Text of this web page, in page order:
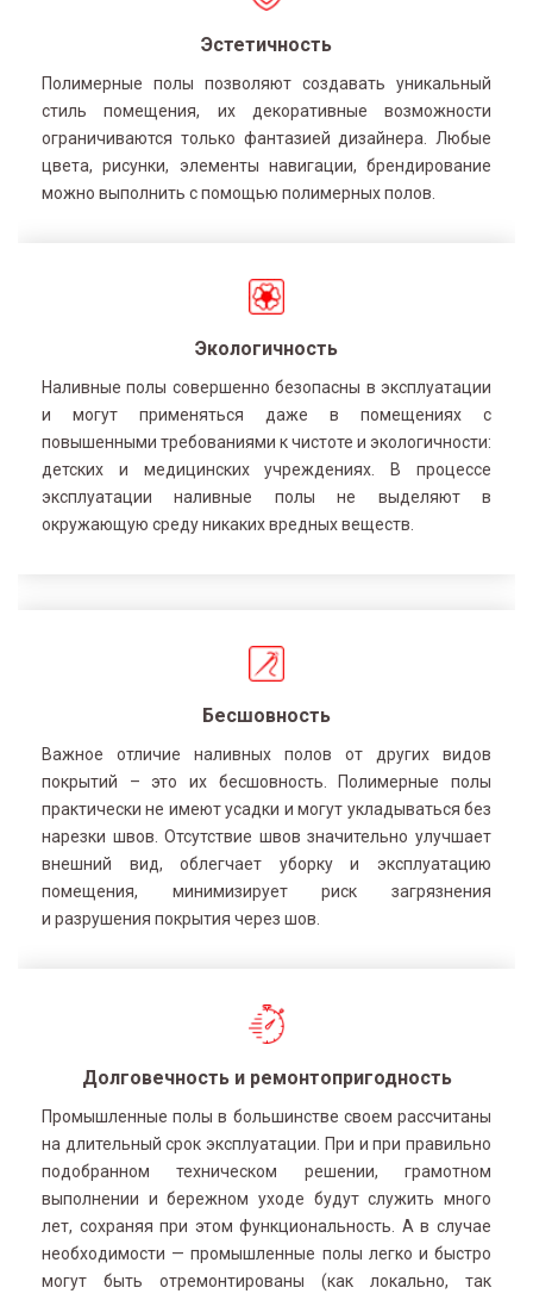
Эстетичность
Полимерные полы позволяют создавать уникальный
стиль помещения, их декоративные возможности
ограничиваются только фантазией дизайнера. Любые
цвета, рисунки, элементы навигации, брендирование
можно выполнить с помощью полимерных полов.
Экологичность
Наливные полы совершенно безопасны в эксплуатации
и могут применяться даже в помещениях с
повышенными требованиями к чистоте и экологичности:
детских и медицинских учреждениях. В процессе
эксплуатации наливные полы не выделяют в
окружающую среду никаких вредных веществ.
Бесшовность
Важное отличие наливных полов от других видов
покрытий – это их бесшовность. Полимерные полы
практически не имеют усадки и могут укладываться без
нарезки швов. Отсутствие швов значительно улучшает
внешний вид, облегчает уборку и эксплуатацию
помещения, минимизирует риск загрязнения
и разрушения покрытия через шов.
Долговечность и ремонтопригодность
Промышленные полы в большинстве своем рассчитаны
на длительный срок эксплуатации. При и при правильно
подобранном техническом решении, грамотном
выполнении и бережном уходе будут служить много
лет, сохраняя при этом функциональность. А в случае
необходимости — промышленные полы легко и быстро
могут быть отремонтированы (как локально, так